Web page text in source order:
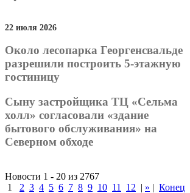
22 июля 2026
Около лесопарка Георгенсвальде
разрешили построить 5-этажную
гостиницу
Сыну застройщика ТЦ «Сельма
холл» согласовали «здание
бытового обслуживания» на
Северном обходе
Новости 1 - 20 из 2767
1
2 3 4 5 6 7 8 9 10 11 12 | » | Конец